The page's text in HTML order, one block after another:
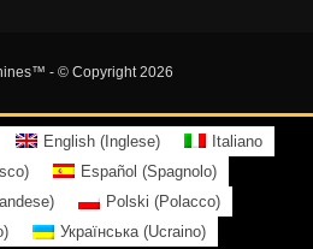
- © Copyright 2026
English ( Inglese)
Italiano
) Español (Spagnolo)
) Polski (Polacco)
) Українська(Ucraino)